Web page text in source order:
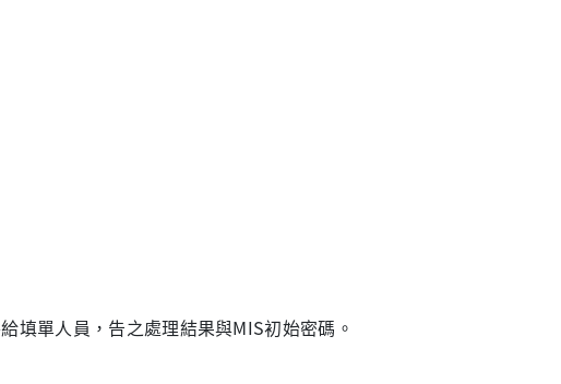
填單人員，告之處理結果與MIS初始密碼。